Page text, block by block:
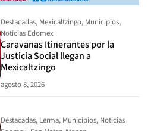
Destacadas, Mexicaltzingo, Municipios,
Noticias Edomex
Caravanas Itinerantes por la
Justicia Social llegan a
Mexicaltzingo
agosto 8, 2026
Destacadas, Lerma, Municipios, Noticias